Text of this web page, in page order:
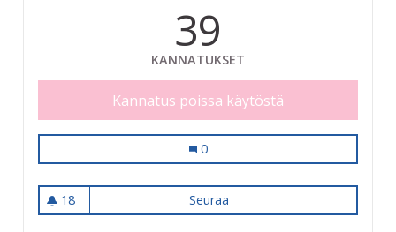
39
KANNATUKSET
Kannatus poissa käytöstä
Kaupunkilaisten Kissakassa
0
18
18 seuraajaa
Seuraa